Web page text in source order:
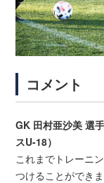
コメント
GK 田村亜沙美 選
スU-18）
これまでトレーニ
つけることができ